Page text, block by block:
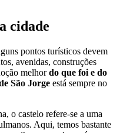
cidade
pontos turísticos devem
avenidas, construções
melhordo que foi e do
São Jorge está sempre no
o castelo refere-se a uma
Aqui, temos bastante